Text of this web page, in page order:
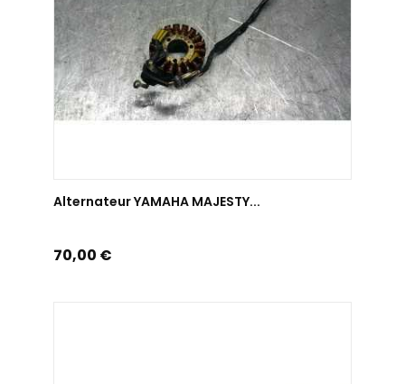
Alternateur YAMAHA MAJESTY...
Prix
70,00 €